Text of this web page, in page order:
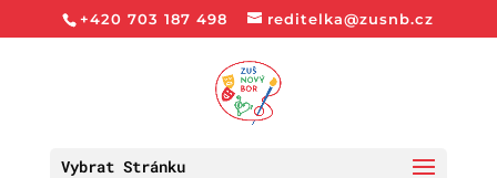
+420 703 187 498 reditelka@zusnb.cz
Vybrat Stránku